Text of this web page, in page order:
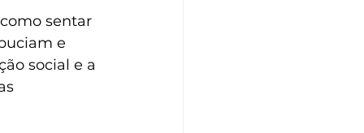
sentar
e
social e a